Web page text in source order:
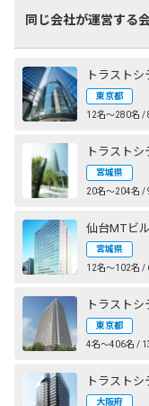
同じ会社が運営する
東京都
12名〜280名 /
宮城県
20名〜204名 /
仙台MTビ
宮城県
12名〜102名 /
東京都
4名〜406名 /
大阪府